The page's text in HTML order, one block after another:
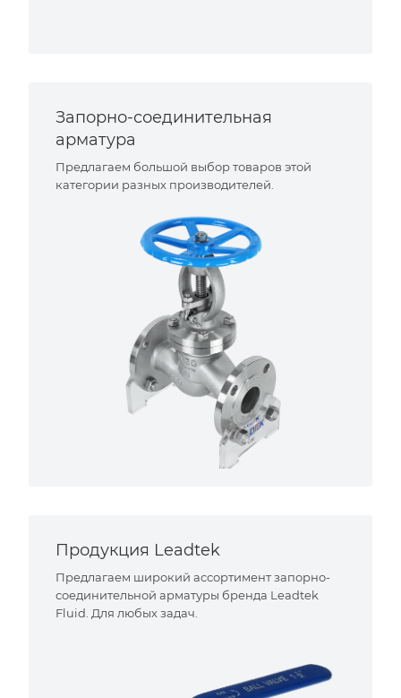
Запорно-соединительная
арматура
Предлагаем большой выбор товаров этой
категории разных производителей.
Продукция Leadtek
Предлагаем широкий ассортимент запорно-
соединительной арматуры бренда Leadtek
Fluid. Для любых задач.